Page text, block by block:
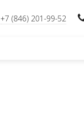
+7 (846) 201-99-52